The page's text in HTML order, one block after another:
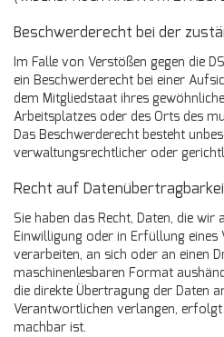
Beschwerderecht bei der
Im Falle von Verstößen gegen die
ein Beschwerderecht bei einer
dem Mitgliedstaat ihres
Arbeitsplatzes oder des Orts des
Das Beschwerderecht besteht
verwaltungsrechtlicher oder
Recht auf
Sie haben das Recht, Daten, die wir
Einwilligung oder in Erfüllung
verarbeiten, an sich oder an einen
maschinenlesbaren Format
die direkte Übertragung der Daten
Verantwortlichen verlangen, erfolgt
machbar ist.